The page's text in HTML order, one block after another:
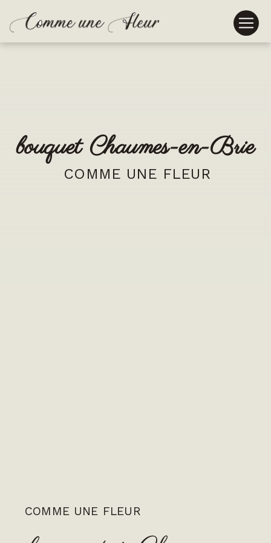
bouquet Chaumes-en-Brie
COMME UNE FLEUR
COMME UNE FLEUR